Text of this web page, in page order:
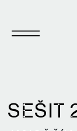
Sešit
SEŠIT